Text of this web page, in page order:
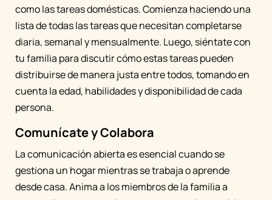
como las tareas domésticas. Comienza haciendo una
lista de todas las tareas que necesitan completarse
diaria, semanal y mensualmente. Luego, siéntate con
tu familia para discutir cómo estas tareas pueden
distribuirse de manera justa entre todos, tomando en
cuenta la edad, habilidades y disponibilidad de cada
persona.
Comunícate y Colabora
La comunicación abierta es esencial cuando se
gestiona un hogar mientras se trabaja o aprende
desde casa. Anima a los miembros de la familia a